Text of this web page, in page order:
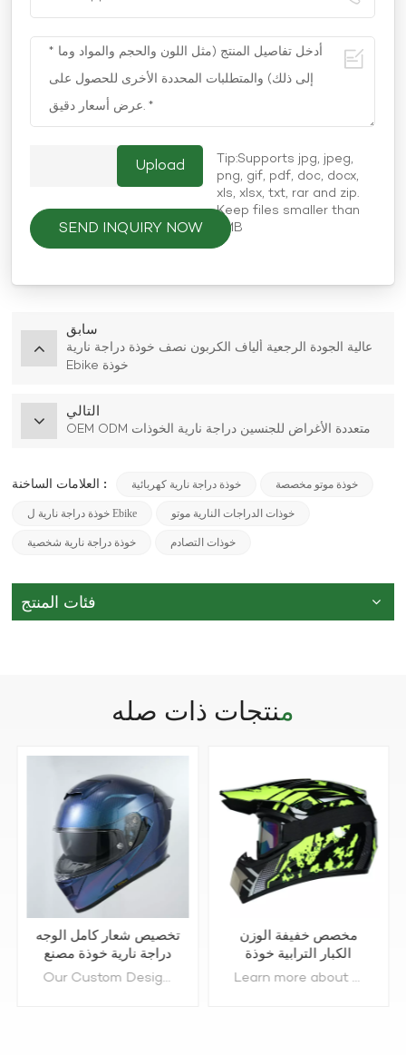
Tip:Supports jpg, jpeg,
png, gif, pdf, doc, docx,
xls, xlsx, txt, rar and zip.
Keep files smaller than
5MB
SEND INQUIRY NOW
سابق
عالية الجودة الرجعية ألياف الكربون نصف خوذة دراجة نارية
Ebike خوذة
التالي
OEM ODM متعددة الأغراض للجنسين دراجة نارية الخوذات
العلامات الساخنة : خوذة دراجة نارية كهربائية خوذة موتو مخصصة
خوذة دراجة نارية ل Ebike خوذات الدراجات النارية موتو
خوذة دراجة نارية شخصية خوذات التصادم
فئات المنتج
منتجات ذات صله
تخصيص شعار كامل الوجه
دراجة نارية خوذة مصنع
Our Custom Design Motorcycle Helmets, Full Face Personalized Motorcycle Motorbike helmet crafted from premium composite materials. As a leading supplier and manufacturer, we offer tailored designs to meet diverse needs, ensuring top-notch quality at competitive prices. Ideal for bulk orders, our helmets guarantee safety and style for riders worldwide. Partner with us for reliable, cost-effective solutions. Contact now.
مخصص خفيفة الوزن
الكبار الترابية خوذة
الدراجة الصانع
Learn more about our Custom Lightweight Adult Dirt Bike Helmets, engineered for ultimate comfort and protection. As a top-tier supplier and manufacturer, we understand the importance of reducing fatigue and enhancing performance. Our helmets offer superior durability without the bulk, ensuring you ride longer and safer. Perfect for bulk orders, we deliver quality and affordability. Support Custom service. Contact Now.